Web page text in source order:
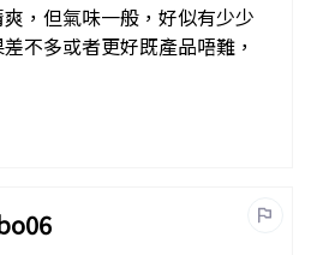
，但氣味一般，好似有少少
不多或者更好既產品唔難，